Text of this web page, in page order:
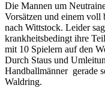
Die Mannen um
Vorsätzen und einem voll
nach Wittstock. Leider
krankheitsbedingt ihre
mit 10 Spielern auf den
Durch Staus und
Handballmänner gerade
Waldring.